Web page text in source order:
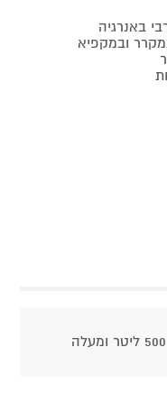
ובמקפיא
500 ליטר ומעלה